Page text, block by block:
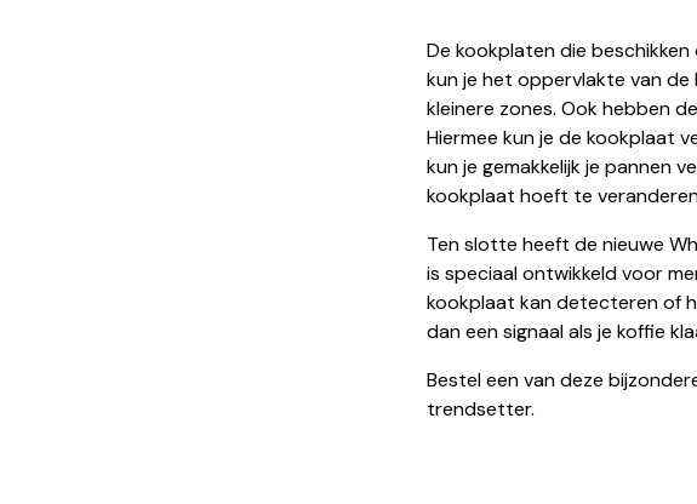
De kookplaten die
kun je het oppervlakte van
kleinere zones. Ook hebben
Hiermee kun je de kookplaat
kun je gemakkelijk je pannen
kookplaat hoeft te
Ten slotte heeft de nieuwe
is speciaal ontwikkeld voor
kookplaat kan detecteren of
dan een signaal als je koffie
Bestel een van deze
trendsetter.